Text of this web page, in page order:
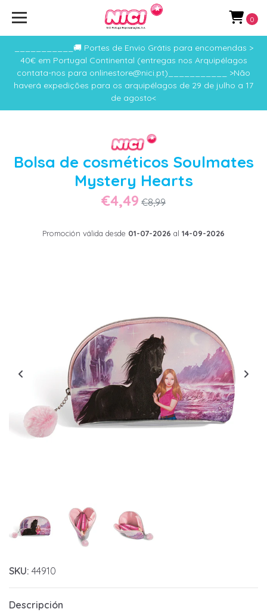
___________🚚 Portes de Envio Grátis para encomendas >
40€ em Portugal Continental (entregas nos Arquipélagos
contata-nos para onlinestore@nici.pt)___________ >Não
haverá expedições para os arquipélagos de 29 de julho a 17
de agosto<
0
Bolsa de cosméticos Soulmates
Mystery Hearts
€4,49 €8,99
Promoción válida desde 01-07-2026 al 14-09-2026
SKU: 44910
Descripción